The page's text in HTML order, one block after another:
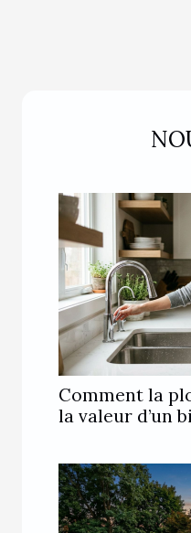
Comment la
la valeur d’un